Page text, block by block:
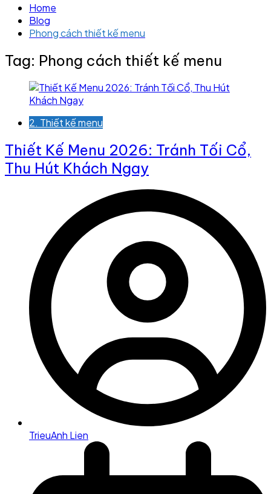
Home
Blog
Phong cách thiết kế menu
Tag: Phong cách thiết kế menu
2. Thiết kế menu
Thiết Kế Menu 2026: Tránh Tối Cổ,
Thu Hút Khách Ngay
TrieuAnh Lien